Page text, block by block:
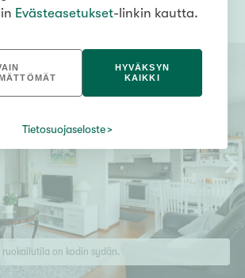
on kodin sydän.
Evästeasetukset-linkin kautta.
HYVÄKSYN
KAIKKI
Tietosuojaseloste